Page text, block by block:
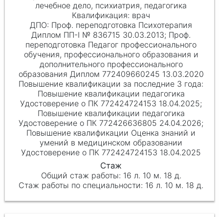
лечебное дело, психиатрия, педагогика
врач
Проф. переподготовка Психотерапия
Диплом ПП-I № 836715 30.03.2013; Проф.
переподготовка Педагог профессионального
обучения, профессионального образования и
дополнительного профессионального
образования Диплом 772409660245 13.03.2020
Повышение квалификации педагогика
Удостоверение о ПК 772424724153 18.04.2025;
Повышение квалификации педагогика
Удостоверение о ПК 772426636805 24.04.2026;
Повышение квалификации Оценка знаний и
умений в медицинском образовании
Удостоверение о ПК 772424724153 18.04.2025
16 л. 10 м. 18 д.
16 л. 10 м. 18 д.